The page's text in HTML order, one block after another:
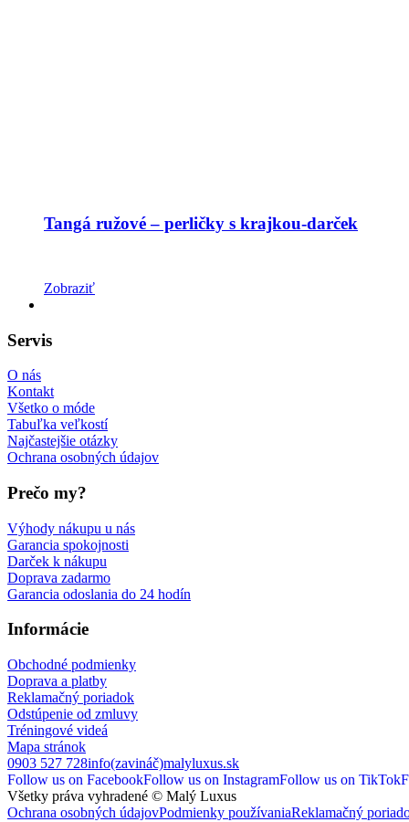
Tangá ružové – perličky s krajkou-darček
Zobraziť
Servis
O nás
Kontakt
Všetko o móde
Tabuľka veľkostí
Najčastejšie otázky
Ochrana osobných údajov
Prečo my?
Výhody nákupu u nás
Garancia spokojnosti
Darček k nákupu
Doprava zadarmo
Garancia odoslania do 24 hodín
Informácie
Obchodné podmienky
Doprava a platby
Reklamačný poriadok
Odstúpenie od zmluvy
Tréningové videá
Mapa stránok
0903 527 728info(zavináč)malyluxus.sk
Follow us on FacebookFollow us on InstagramFollow us on TikTok
Všetky práva vyhradené © Malý Luxus
Ochrana osobných údajovPodmienky používaniaReklamačný